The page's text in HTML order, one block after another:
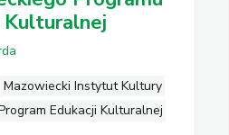
Kulturalnej
Mazowiecki Instytut Kultury
Edukacji Kulturalnej